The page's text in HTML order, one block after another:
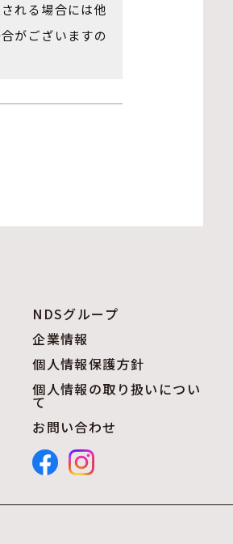
れる場合には他
がございますの
NDSグループ
企業情報
個人情報保護方針
個人情報の取り扱いについ
て
お問い合わせ